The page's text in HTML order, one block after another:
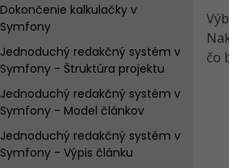
Dokončenie kalkulačky v
Symfony
Jednoduchý redakčný systém v
Symfony - Štruktúra projektu
Jednoduchý redakčný systém v
Symfony - Model článkov
Jednoduchý redakčný systém v
Symfony - Výpis článku
čo